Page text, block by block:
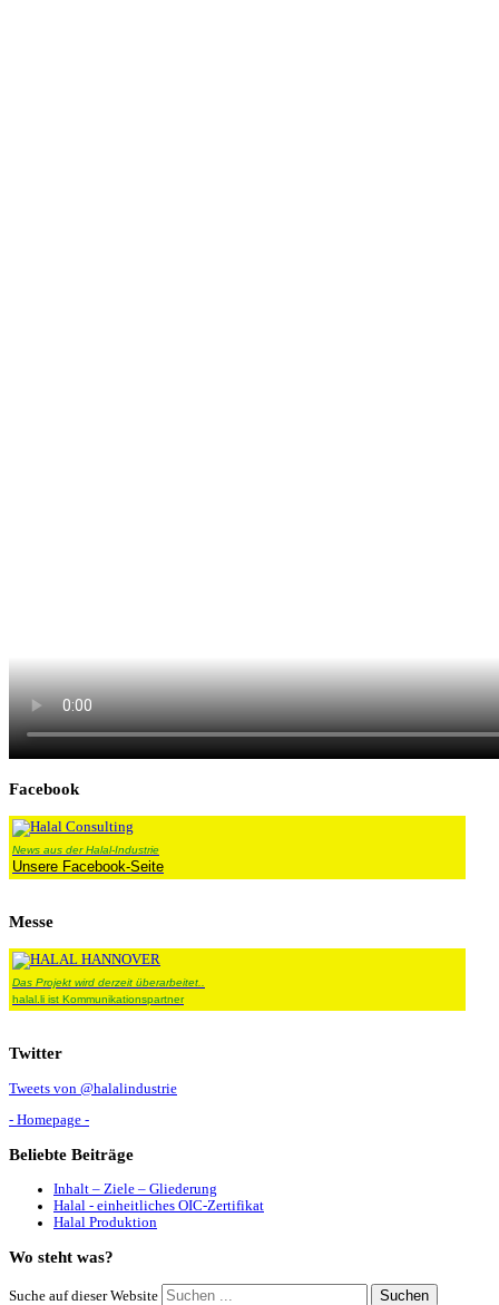
Facebook
News aus der Halal-Industrie
Unsere Facebook-Seite
Messe
Das Projekt wird derzeit überarbeitet..
halal.li ist Kommunikationspartner
Twitter
Tweets von @halalindustrie
- Homepage -
Beliebte Beiträge
Inhalt – Ziele – Gliederung
Halal - einheitliches OIC-Zertifikat
Halal Produktion
Wo steht was?
Suche auf dieser Website Suchen